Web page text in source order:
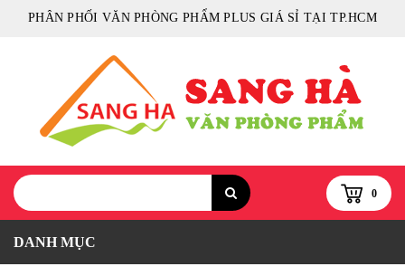
PHÂN PHỐI VĂN PHÒNG PHẨM PLUS GIÁ SỈ TẠI TP.HCM
0
DANH MỤC